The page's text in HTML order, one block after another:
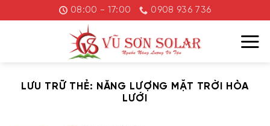
đến
08:00 - 17:00 0908 936 736
LƯU TRỮ THẺ: NĂNG LƯỢNG MẶT TRỜI HÒA
LƯỚI